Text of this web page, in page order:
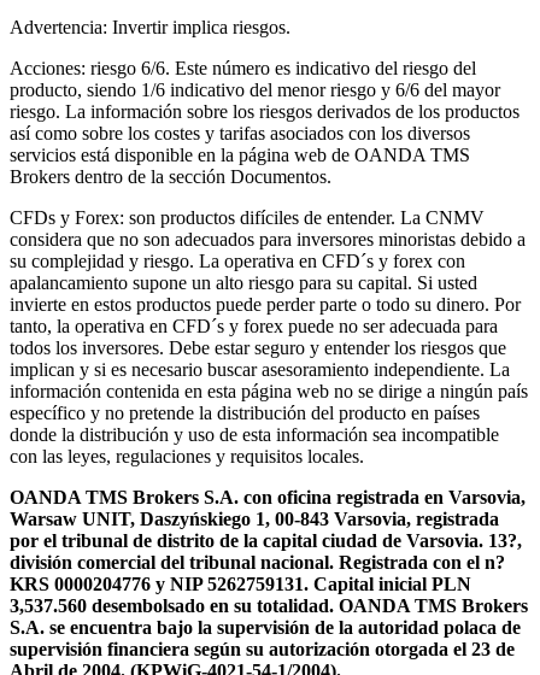
Advertencia: Invertir implica riesgos.
Acciones: riesgo 6/6. Este número es indicativo del riesgo del
producto, siendo 1/6 indicativo del menor riesgo y 6/6 del mayor
riesgo. La información sobre los riesgos derivados de los productos
así como sobre los costes y tarifas asociados con los diversos
servicios está disponible en la página web de OANDA TMS
Brokers dentro de la sección Documentos.
CFDs y Forex: son productos difíciles de entender. La CNMV
considera que no son adecuados para inversores minoristas debido a
su complejidad y riesgo. La operativa en CFD´s y forex con
apalancamiento supone un alto riesgo para su capital. Si usted
invierte en estos productos puede perder parte o todo su dinero. Por
tanto, la operativa en CFD´s y forex puede no ser adecuada para
todos los inversores. Debe estar seguro y entender los riesgos que
implican y si es necesario buscar asesoramiento independiente. La
información contenida en esta página web no se dirige a ningún país
específico y no pretende la distribución del producto en países
donde la distribución y uso de esta información sea incompatible
con las leyes, regulaciones y requisitos locales.
OANDA TMS Brokers S.A. con oficina registrada en Varsovia,
Warsaw UNIT, Daszyńskiego 1, 00-843 Varsovia, registrada
por el tribunal de distrito de la capital ciudad de Varsovia. 13?,
división comercial del tribunal nacional. Registrada con el n?
KRS 0000204776 y NIP 5262759131. Capital inicial PLN
3,537.560 desembolsado en su totalidad. OANDA TMS Brokers
S.A. se encuentra bajo la supervisión de la autoridad polaca de
supervisión financiera según su autorización otorgada el 23 de